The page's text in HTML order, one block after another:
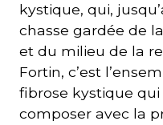
kystique, qui,
chasse gardée de
et du milieu de la
Fortin, c’est
fibrose kystique
composer avec la